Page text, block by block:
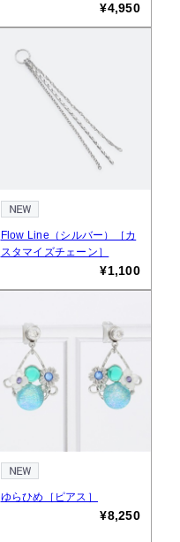
¥4,950
Flow Line（シルバー）［カ
スタマイズチェーン］
¥1,100
ゆらひめ［ピアス］
¥8,250